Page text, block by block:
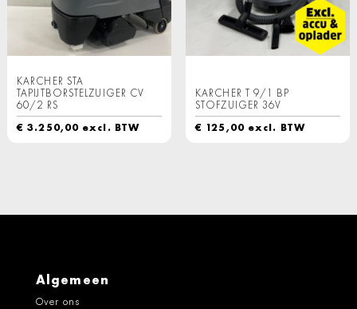
KARCHER STA
TAPIJTBORSTELZUIGER CV
60/2 RS
€ 3.250,00 excl. BTW
KARCHER T 9/1 BP
STOFZUIGER 36V
€ 125,00excl. BTW
Algemeen
Over ons